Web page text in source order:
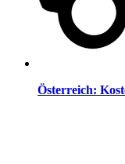
Österreich: